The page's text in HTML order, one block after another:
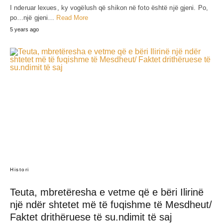
I nderuar lexues, ky vogëlush që shikon në foto është një gjeni. Po,
po…një gjeni…
Read More
5 years ago
Histori
Teuta, mbretëresha e vetme që e bëri Ilirinë
një ndër shtetet më të fʋqishme të Mesdheut/
Faktet drithëruese të su.ndimit të saj